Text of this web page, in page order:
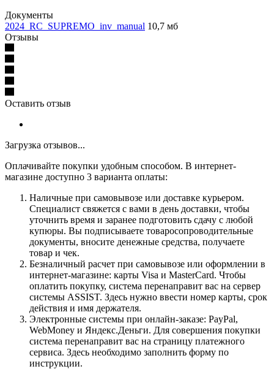
Документы
2024_RC_SUPREMO_inv_manual 10,7 мб
Отзывы
Оставить отзыв
Загрузка отзывов...
Оплачивайте покупки удобным способом. В интернет-
магазине доступно 3 варианта оплаты:
Наличные при самовывозе или доставке курьером.
Специалист свяжется с вами в день доставки, чтобы
уточнить время и заранее подготовить сдачу с любой
купюры. Вы подписываете товаросопроводительные
документы, вносите денежные средства, получаете
товар и чек.
Безналичный расчет при самовывозе или оформлении в
интернет-магазине: карты Visa и MasterCard. Чтобы
оплатить покупку, система перенаправит вас на сервер
системы ASSIST. Здесь нужно ввести номер карты, срок
действия и имя держателя.
Электронные системы при онлайн-заказе: PayPal,
WebMoney и Яндекс.Деньги. Для совершения покупки
система перенаправит вас на страницу платежного
сервиса. Здесь необходимо заполнить форму по
инструкции.